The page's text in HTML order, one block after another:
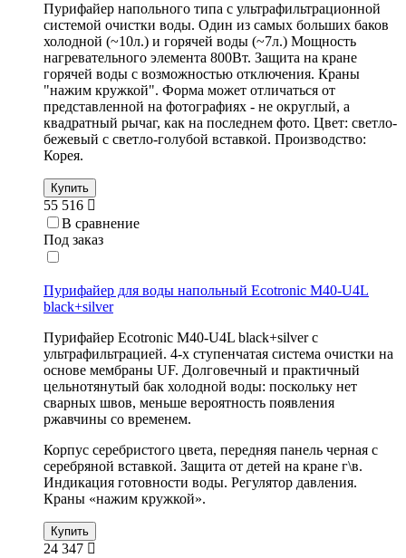
Пурифайер напольного типа с ультрафильтрационной
системой очистки воды. Один из самых больших баков
холодной (~10л.) и горячей воды (~7л.) Мощность
нагревательного элемента 800Вт. Защита на кране
горячей воды с возможностью отключения. Краны
"нажим кружкой". Форма может отличаться от
представленной на фотографиях - не округлый, а
квадратный рычаг, как на последнем фото. Цвет: светло-
бежевый с светло-голубой вставкой. Производство:
Корея.
Купить
55 516
В сравнение
Под заказ
Пурифайер для воды напольный Ecotronic M40-U4L
black+silver
Пурифайер Ecotronic M40-U4L black+silver с
ультрафильтрацией. 4-х ступенчатая система очистки на
основе мембраны UF. Долговечный и практичный
цельнотянутый бак холодной воды: поскольку нет
сварных швов, меньше вероятность появления
ржавчины со временем.
Корпус серебристого цвета, передняя панель черная с
серебряной вставкой. Защита от детей на кране г\в.
Индикация готовности воды. Регулятор давления.
Краны «нажим кружкой».
Купить
24 347